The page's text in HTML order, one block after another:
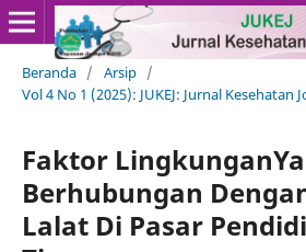
Beranda / Arsip /
Vol 4 No 1 (2025): JUKEJ: Jurnal Kesehatan
Faktor
Berhubungan
Lalat Di Pasar